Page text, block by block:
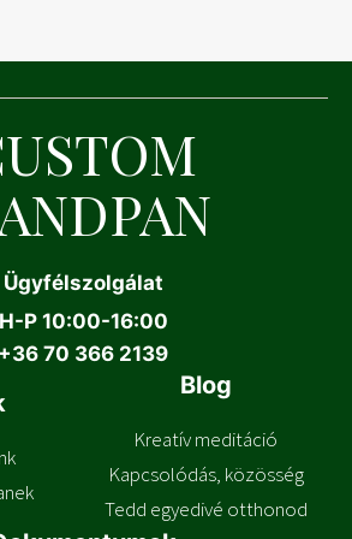
Ügyfélszolgálat
H-P 10:00-16:00
+36 70 366 2139
Blog
Kreatív meditáció
Kapcsolódás, közösség
Tedd egyedivé otthonod